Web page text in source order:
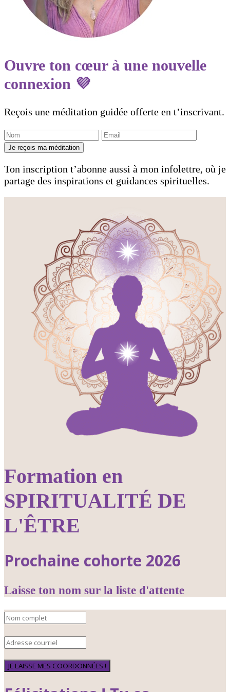
Ouvre ton cœur à une nouvelle
connexion 💜
Reçois une méditation guidée offerte en t’inscrivant.
Je reçois ma méditation
Ton inscription t’abonne aussi à mon infolettre, où je
partage des inspirations et guidances spirituelles.
Formation en
SPIRITUALITÉ DE
L'ÊTRE
Prochaine cohorte 2026
Laisse ton nom sur la liste d'attente
JE LAISSE MES COORDONNÉES !